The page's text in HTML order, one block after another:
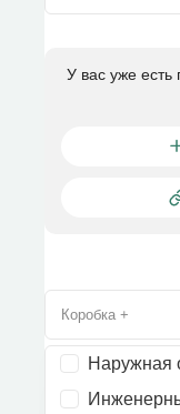
У вас уже есть
Коробка +
Наружная